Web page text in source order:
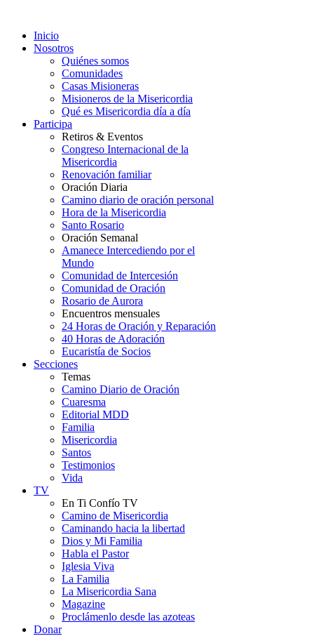
Inicio
Nosotros
Quiénes somos
Comunidades
Casas Misioneras
Misioneros de la Misericordia
Qué es Misericordia día a día
Participa
Retiros & Eventos
Congreso Internacional de la
Misericordia
Renovación familiar
Oración Diaria
Camino diario de oración personal
Hora de la Misericordia
Santo Rosario
Oración Semanal
Amanece Intercediendo por el
Mundo
Comunidad de Intercesión
Comunidad de Oración
Rosario de Aurora
Encuentros mensuales
24 Horas de Oración y Reparación
40 Horas de Adoración
Eucaristía de Socios
Secciones
Temas
Camino Diario de Oración
Cuaresma
Editorial MDD
Familia
Misericordia
Santos
Testimonios
Vida
TV
En Ti Confío TV
Camino de Misericordia
Caminando hacia la libertad
Dios y Mi Familia
Habla el Pastor
Iglesia Viva
La Familia
La Misericordia Sana
Magazine
Proclámenlo desde las azoteas
Donar